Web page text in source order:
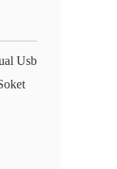
Usb